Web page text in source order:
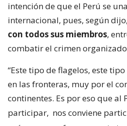
intención de que el Perú se
internacional, pues, según dijo,
con todos sus miembros,
combatir el crimen
“Este tipo de flagelos, este
en las fronteras, muy por el
continentes. Es por eso que al
participar, nos conviene